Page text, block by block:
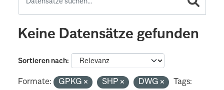
Keine Datensätze gefunden
Sortieren nach
Formate: GPKG SHP DWG
Tags: